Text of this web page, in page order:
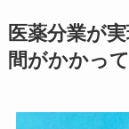
医薬分業が
間がかかっ